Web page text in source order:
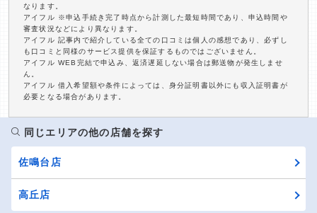
なります。
アイフル ※申込手続き完了時点から計測した最短時間であり、申込時間や
審査状況などにより異なります。
アイフル 記事内で紹介している全ての口コミは個人の感想であり、必ずし
も口コミと同様のサービス提供を保証するものではございません。
アイフル WEB完結で申込み、返済遅延しない場合は郵送物が発生しませ
ん。
アイフル 借入希望額や条件によっては、身分証明書以外にも収入証明書が
必要となる場合があります。
同じエリアの他の店舗を探す
佐鳴台店
高丘店